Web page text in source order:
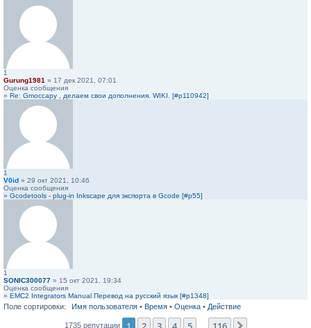
1
Gurung1981 » 17 дек 2021, 07:01
Оценка сообщения
» Re: Gmoccapy , делаем свои дополнения. WIKI. [#p110942]
1
V0id » 29 окт 2021, 10:46
Оценка сообщения
» Gcodetools - plug-in Inkscape для экспорта в Gcode [#p55]
1
SONIC300077 » 15 окт 2021, 19:34
Оценка сообщения
» EMC2 Integrators Manual Перевод на русский язык [#p1348]
Поле сортировки: Имя пользователя • Время • Оценка • Действие
1735 репутации